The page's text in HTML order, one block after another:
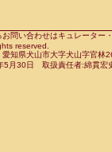
anubis(0)
cynocephalus
hamadryas(0)
leucopus(0)
midas(0)
mystax(0)
問い合わせはキュレータ
reserved.
知県犬山市大字犬山字官
月30日 取扱責任者:綿貫宏